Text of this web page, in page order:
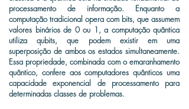
processamento de informação. Enquanto a
computação tradicional opera com bits, que assumem
valores binários de 0 ou 1, a computação quântica
utiliza qubits, que podem existir em uma
superposição de ambos os estados simultaneamente.
Essa propriedade, combinada com o emaranhamento
quântico, confere aos computadores quânticos uma
capacidade exponencial de processamento para
determinadas classes de problemas.